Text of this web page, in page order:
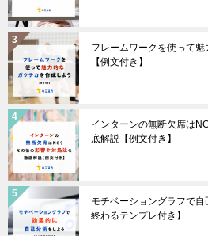
フレームワークを使って
【例文付き】
インターンの無断欠席は
底解説【例文付き】
モチベーショングラフで
終わるテンプレ付き】